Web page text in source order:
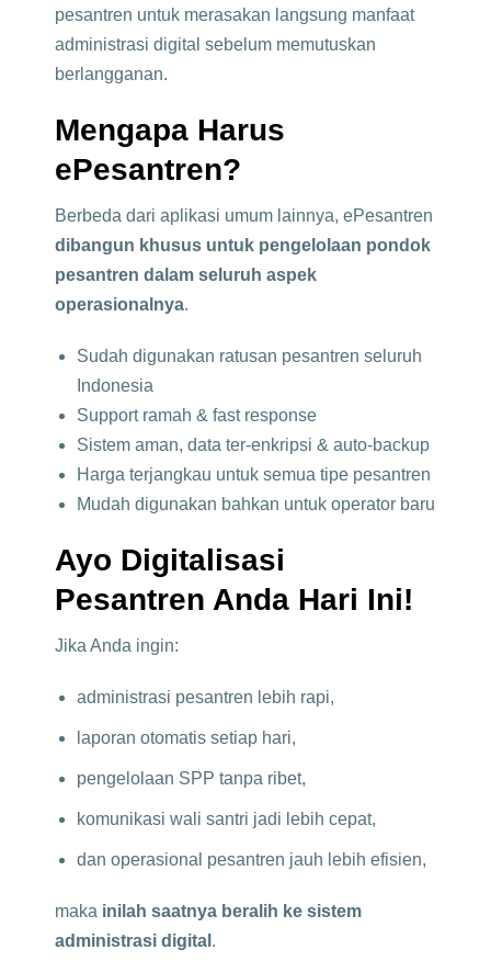
pesantren untuk merasakan langsung manfaat
administrasi digital sebelum memutuskan
berlangganan.
Mengapa Harus
ePesantren?
Berbeda dari aplikasi umum lainnya, ePesantren
dibangun khusus untuk pengelolaan pondok
pesantren dalam seluruh aspek
operasionalnya.
Sudah digunakan ratusan pesantren seluruh
Indonesia
Support ramah & fast response
Sistem aman, data ter-enkripsi & auto-backup
Harga terjangkau untuk semua tipe pesantren
Mudah digunakan bahkan untuk operator baru
Ayo Digitalisasi
Pesantren Anda Hari Ini!
Jika Anda ingin:
administrasi pesantren lebih rapi,
laporan otomatis setiap hari,
pengelolaan SPP tanpa ribet,
komunikasi wali santri jadi lebih cepat,
dan operasional pesantren jauh lebih efisien,
maka inilah saatnya beralih ke sistem
administrasi digital .